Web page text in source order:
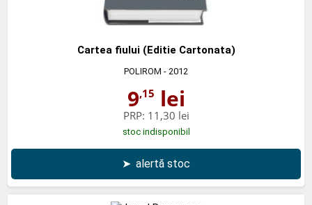
Cartea fiului (Editie Cartonata)
POLIROM - 2012
9,15 lei
PRP: 11,30 lei
stoc indisponibil
➤ alertă stoc